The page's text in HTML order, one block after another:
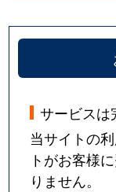
サービスは
当サイトの
トがお客様
りません。